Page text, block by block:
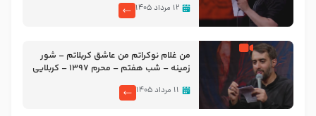
۱۲ مرداد ۱۴۰۵
من غلام نوکراتم من عاشق کربلاتم – شور
زمینه – شب هفتم – محرم 1397 – کربلایی
۱۱ مرداد ۱۴۰۵